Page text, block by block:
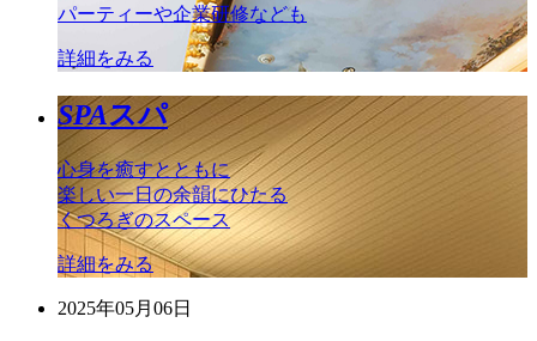
パーティーや企業研修なども
詳細をみる
SPAスパ
心身を癒すとともに
楽しい一日の余韻にひたる
くつろぎのスペース
詳細をみる
2025年05月06日